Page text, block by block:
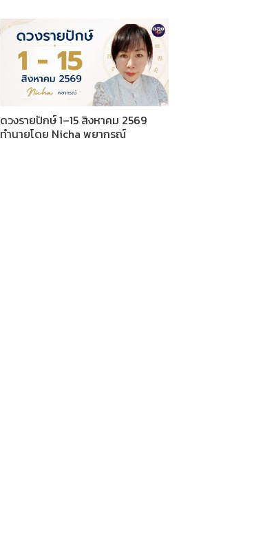
ดวงรายปักษ์ 1–15 สิงหาคม 2569
ทำนายโดย Nicha พยากรณ์